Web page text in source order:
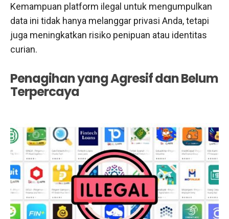
Kemampuan platform ilegal untuk mengumpulkan
data ini tidak hanya melanggar privasi Anda, tetapi
juga meningkatkan risiko penipuan atau identitas
curian.
Penagihan yang Agresif dan Belum
Terpercaya